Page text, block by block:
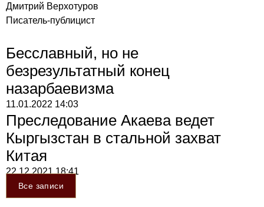
Дмитрий Верхотуров
Писатель-публицист
Бесславный, но не
безрезультатный конец
назарбаевизма
11.01.2022 14:03
Преследование Акаева ведет
Кыргызстан в стальной захват
Китая
22.12.202118:41
Все записи